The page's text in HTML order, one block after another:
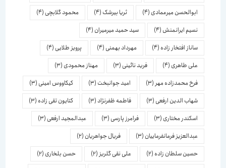
ابوالحسن میرعمادی(4) ثریا بیرشک(4) محمود گلابچی(4)
نسیم ایرانمنش(4) سید حمید میرمیران(4)
ساناز افتخار زاده(4) مهرداد بهمنی(4) پرویز طلایی(4)
علی طاهری(4) فرید نائینی(3) مهناز محمودی(3)
فرخ محمدزاده مهر (3) امید جوانبخت(3) کیکاووس امینی(3)
شهاب الدین ارفعی(3) فاطمه ظفرنژاد(3) کتایون تقی زاده(3)
اسكندر مختاری(3) فرامرز پارسی(3) عبدالمجید ارفعی(3)
عبدالعزیز فرمانفرماییان(3) فریال جواهریان(2)
حسین سلطان زاده(2) علی نقی گلریز(2) حسن بلخاری(2)